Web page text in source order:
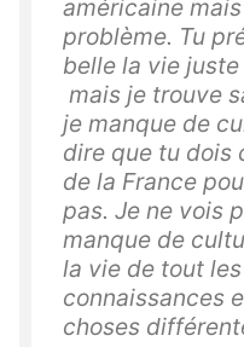
américaine
problème. Tu
belle la vie juste
mais je trouve
je manque de
dire que tu dois
de la France
pas. Je ne vois
manque de
la vie de tout
connaissances
choses